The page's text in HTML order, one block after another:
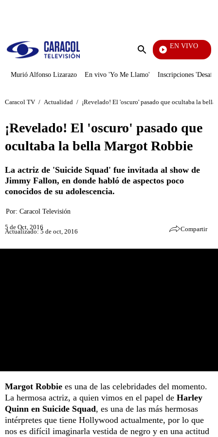
Enviar
EN VIVO
Día A Día
Murió Alfonso Lizarazo En vivo 'Yo Me Llamo' Inscripciones
Caracol TV / Actualidad / ¡Revelado! El 'oscuro' pasado que ocultaba la
¡Revelado! El 'oscuro' pasado que
ocultaba la bella Margot Robbie
La actriz de 'Suicide Squad' fue invitada al show de
Jimmy Fallon, en donde habló de aspectos poco
conocidos de su adolescencia.
Por: Caracol Televisión
5 de Oct, 2016
Actualizado: 5 de oct, 2016 Compartir
Margot Robbie es una de las celebridades del momento.
La hermosa actriz, a quien vimos en el papel de Harley
Quinn en Suicide Squad, es una de las más hermosas
intérpretes que tiene Hollywood actualmente, por lo que
nos es difícil imaginarla vestida de negro y en una actitud